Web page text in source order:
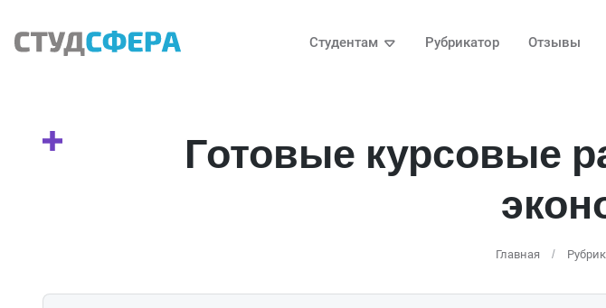
Студентам Рубрикатор Отзывы
Готовые курсовые
Главная